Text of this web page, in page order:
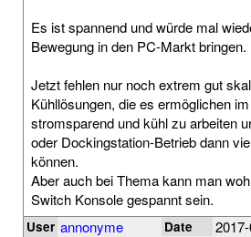
Es ist spannend und würde mal
Bewegung in den PC-Markt bringen.
Jetzt fehlen nur noch extrem gut
Kühllösungen, die es ermöglichen
stromsparend und kühl zu arbeiten
oder Dockingstation-Betrieb dann
können.
Aber auch bei Thema kann man
Switch Konsole gespannt sein.
User annonyme Date